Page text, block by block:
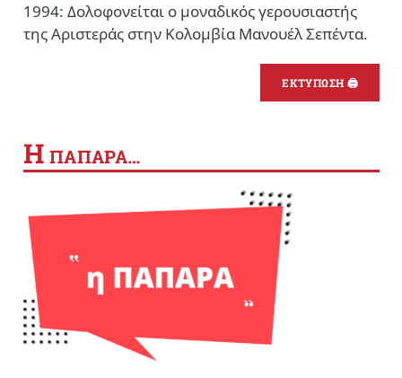
1994: Δολοφονείται ο μοναδικός γερουσιαστής
της Αριστεράς στην Κολομβία Μανουέλ Σεπέντα.
ΕΚΤΥΠΩΣΗ 🖨
Η ΠΑΠΑΡΑ…